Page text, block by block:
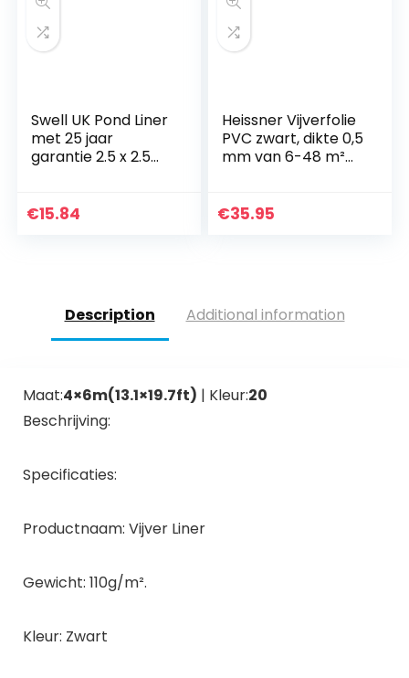
Swell UK Pond Liner
met 25 jaar
garantie 2.5 x 2.5m
€15.84
Heissner Vijverfolie
PVC zwart, dikte 0,5
mm van 6-48 m²
€35.95
Description Additional information
Maat:4×6m(13.1×19.7ft) | Kleur:20
Beschrijving:
Specificaties:
Productnaam: Vijver Liner
Gewicht: 110g/m².
Kleur: Zwart